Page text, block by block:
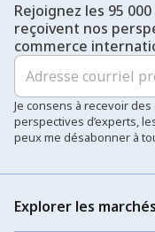
Rejoignez les 95
reçoivent nos
commerce
Je consens à recevoir
perspectives d’experts,
peux me désabonner à
Explorer les